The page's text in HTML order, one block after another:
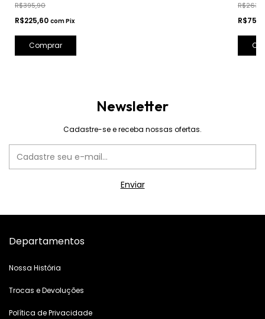
R$395,90
R$225,60 comPix
Comprar
Newsletter
Cadastre-se e receba nossas ofertas.
Departamentos
Nossa História
Trocas e Devoluções
Política de Privacidade